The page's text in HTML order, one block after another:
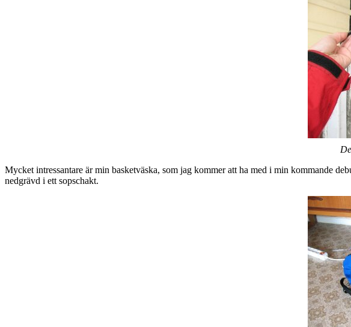
Mycket intressantare är min basketväska, som jag kommer att ha med i min kommande
nedgrävd i ett sopschakt.